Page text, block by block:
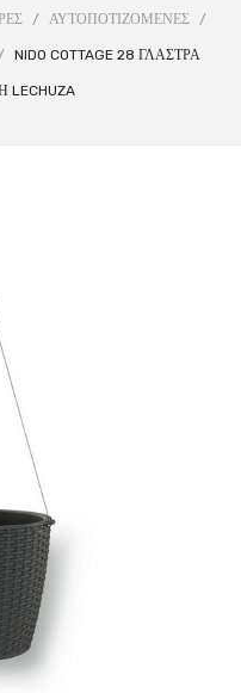
/ ΑΥΤΟΠΟΤΙΖΟΜΕΝΕΣ /
/ NIDO COTTAGE 28 ΓΛΑΣΤΡΑ